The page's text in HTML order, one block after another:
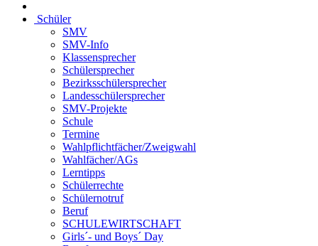
Schüler
SMV
SMV-Info
Klassensprecher
Schülersprecher
Bezirksschülersprecher
Landesschülersprecher
SMV-Projekte
Schule
Termine
Wahlpflichtfächer/Zweigwahl
Wahlfächer/AGs
Lerntipps
Schülerrechte
Schülernotruf
Beruf
SCHULEWIRTSCHAFT
Girls´- und Boys´ Day